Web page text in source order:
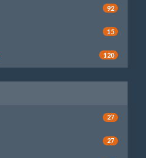
92
15
120
27
27